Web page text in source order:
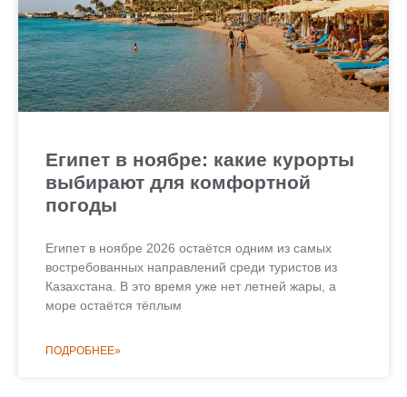
Египет в ноябре: какие курорты
выбирают для комфортной
погоды
Египет в ноябре 2026 остаётся одним из самых
востребованных направлений среди туристов из
Казахстана. В это время уже нет летней жары, а
море остаётся тёплым
ПОДРОБНЕЕ»